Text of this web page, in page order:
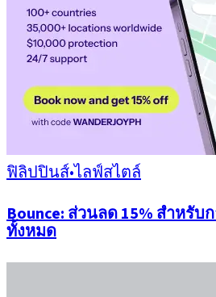
ฟิลิปปินส์•ไลฟ์สไตล์
Bounce: ส่วนลด 15% สำหรับ
ทั้งหมด